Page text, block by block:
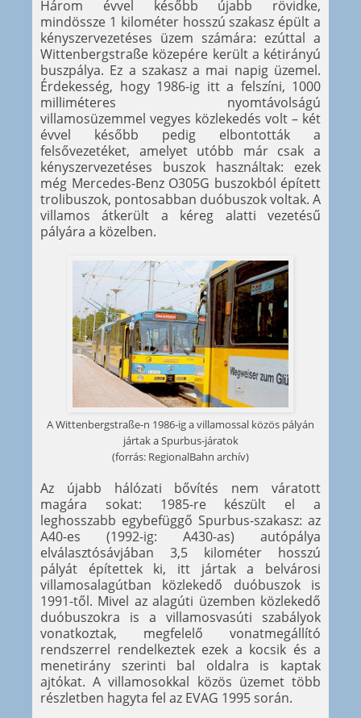
Három évvel később újabb rövidke,
mindössze 1 kilométer hosszú szakasz épült a
kényszervezetéses üzem számára: ezúttal a
Wittenbergstraße közepére került a kétirányú
buszpálya. Ez a szakasz a mai napig üzemel.
Érdekesség, hogy 1986-ig itt a felszíni, 1000
milliméteres nyomtávolságú
villamosüzemmel vegyes közlekedés volt – két
évvel később pedig elbontották a
felsővezetéket, amelyet utóbb már csak a
kényszervezetéses buszok használtak: ezek
még Mercedes-Benz O305G buszokból épített
trolibuszok, pontosabban duóbuszok voltak. A
villamos átkerült a kéreg alatti vezetésű
pályára a közelben.
A Wittenbergstraße-n 1986-ig a villamossal közös pályán
jártak a Spurbus-járatok
(forrás: RegionalBahn archív)
Az újabb hálózati bővítés nem váratott
magára sokat: 1985-re készült el a
leghosszabb egybefüggő Spurbus-szakasz: az
A40-es (1992-ig: A430-as) autópálya
elválasztósávjában 3,5 kilométer hosszú
pályát építettek ki, itt jártak a belvárosi
villamosalagútban közlekedő duóbuszok is
1991-től. Mivel az alagúti üzemben közlekedő
duóbuszokra is a villamosvasúti szabályok
vonatkoztak, megfelelő vonatmegállító
rendszerrel rendelkeztek ezek a kocsik és a
menetirány szerinti bal oldalra is kaptak
ajtókat. A villamosokkal közös üzemet több
részletben hagyta fel az EVAG 1995 során.